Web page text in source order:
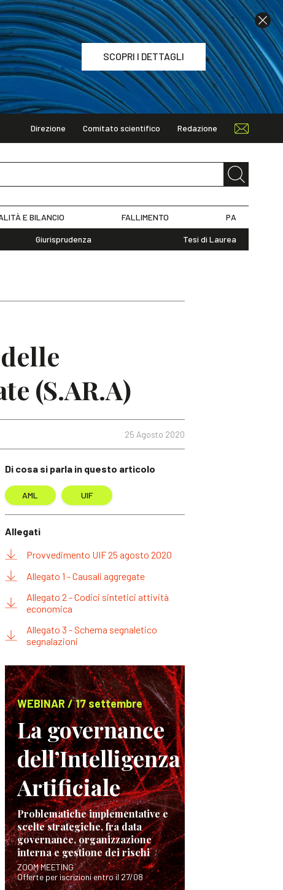
SCOPRI I DETTAGLI
Direzione Comitato scientifico Redazione
E BILANCIO FALLIMENTO PA
Giurisprudenza Tesi di Laurea
(S.AR.A)
25 Agosto 2020
Di cosa si parla in questo articolo
AML UIF
Allegati
Provvedimento UIF 25 agosto 2020
Allegato 1 - Causali aggregate
Allegato 2 - Codici sintetici attività
economica
Allegato 3 - Schema segnaletico
segnalazioni
WEBINAR / 17 settembre
La governance
dell’Intelligenza
Artificiale
Problematiche implementative e
scelte strategiche, fra data
governance, organizzazione
interna e gestione dei rischi
ZOOM MEETING
Offerte per iscrizioni entro il 27/08